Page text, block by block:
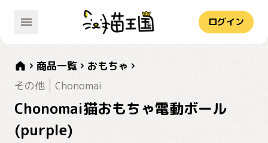
ログイン
商品一覧
おもちゃ
その他
Chonomai
Chonomai猫おもちゃ電動ボール
(purple)